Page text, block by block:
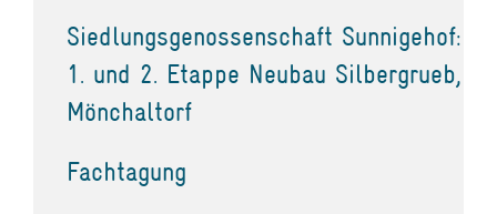
Siedlungsgenossenschaft Sunnigehof:
1. und 2. Etappe Neubau Silbergrueb,
Mönchaltorf
Fachtagung